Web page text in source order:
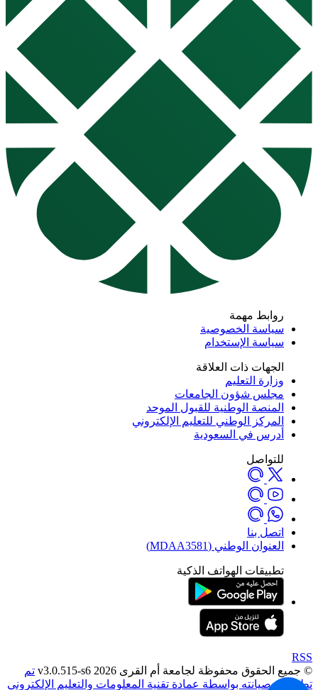
روابط مهمة
سياسة الخصوصية
سياسة الإستخدام
الجهات ذات العلاقة
وزارة التعليم
مجلس شؤون الجامعات
المنصة الوطنية للقبول الموحد
المركز الوطني للتعليم الإلكتروني
أدرس في السعودية
للتواصل
اتصل بنا
العنوان الوطني (MDAA3581)
تطبيقات الهواتف الذكية
RSS
© جميع الحقوق محفوظة لجامعة أم القرى 2026 v3.0.515-s6
تم
تطويره وصيانته بواسطة عمادة تقنية المعلومات والتعليم الإلكتروني